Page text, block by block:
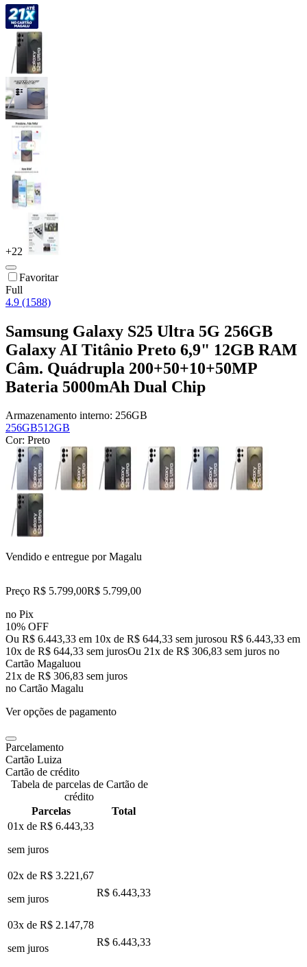
+22
Favoritar
Full
4.9 (1588)
Samsung Galaxy S25 Ultra 5G 256GB
Galaxy AI Titânio Preto 6,9" 12GB RAM
Câm. Quádrupla 200+50+10+50MP
Bateria 5000mAh Dual Chip
Armazenamento interno: 256GB
256GB512GB
Cor: Preto
Vendido e entregue por Magalu
Preço R$ 5.799,00R$ 5.799,00
no Pix
10% OFF
Ou R$ 6.443,33 em 10x de R$ 644,33 sem jurosou R$ 6.443,33 em
10x de R$ 644,33 sem jurosOu 21x de R$ 306,83 sem juros no
Cartão Magaluou
21x de R$ 306,83 sem juros
no Cartão Magalu
Ver opções de pagamento
Parcelamento
Cartão Luiza
Cartão de crédito
Tabela de parcelas de Cartão de
crédito
Parcelas
Total
01x de R$ 6.443,33
sem juros
02x de R$ 3.221,67
sem juros
R$ 6.443,33
03x de R$ 2.147,78
sem juros
R$ 6.443,33